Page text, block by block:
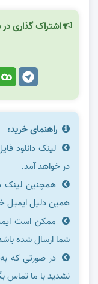
اشتراک گذاری
راهنمای خرید:
لینک دانلود
در خواهد آمد.
همچنین لینک
همین دلیل ایمیل
شما ارسال شده
در صورتی که
نشدید با ما تماس